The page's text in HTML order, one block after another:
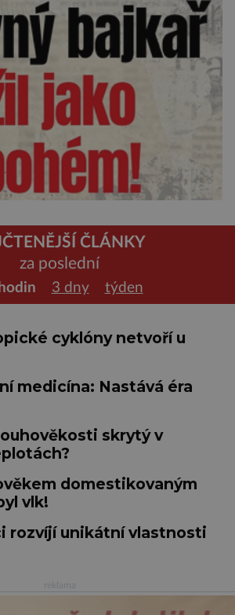
ČLÁNKY
za poslední
3 dny týden
cyklóny netvoří u
medicína: Nastává éra
skrytý v
domestikovaným
vlk!
rozvíjí unikátní vlastnosti